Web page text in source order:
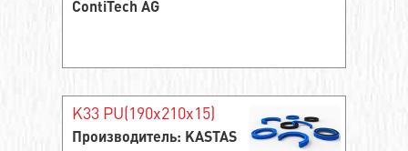
ContiTech AG
K33 PU(190x210x15)
Производитель: KASTAS